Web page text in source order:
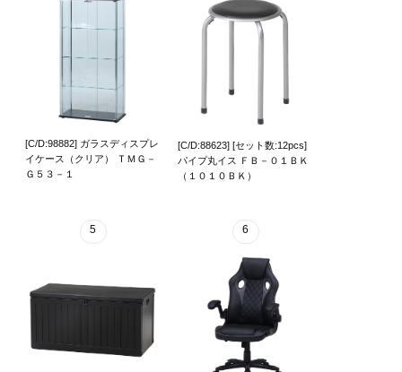
[C/D:98882] ガラスディスプレ
イケース（クリア） ＴＭＧ－
Ｇ５３－１
[C/D:88623] [セット数:12pcs]
パイプ丸イス ＦＢ－０１ＢＫ
（１０１０ＢＫ）
5 6